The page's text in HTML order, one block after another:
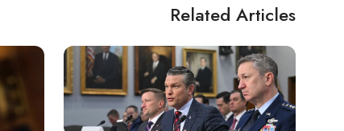
Related Articles